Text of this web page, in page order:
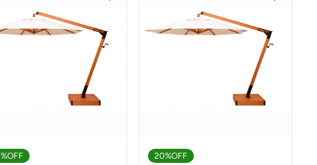
OFF 20%OFF